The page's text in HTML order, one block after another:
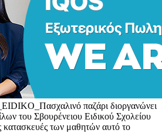
Πασχαλινό παζάρι διοργανώνει
του Σβουρένειου Ειδικού Σχολείου
των μαθητών αυτό το